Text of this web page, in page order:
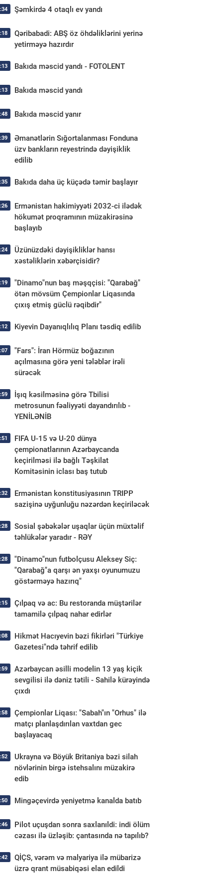
Şəmkirdə 4 otaqlı ev yandı
Qəribabadi: ABŞ öz öhdəliklərini yerinə
yetirməyə hazırdır
Bakıda məscid yandı - FOTOLENT
Bakıda məscid yandı
Bakıda məscid yanır
Əmanətlərin Sığortalanması Fonduna
üzv bankların reyestrində dəyişiklik
edilib
Bakıda daha üç küçədə təmir başlayır
Ermənistan hakimiyyəti 2032-ci ilədək
hökumət proqramının müzakirəsinə
başlayıb
Üzünüzdəki dəyişikliklər hansı
xəstəliklərin xəbərçisidir?
"Dinamo"nun baş məşqçisi: "Qarabağ"
ötən mövsüm Çempionlar Liqasında
çıxış etmiş güclü rəqibdir"
Kiyevin Dayanıqlılıq Planı təsdiq edilib
"Fars": İran Hörmüz boğazının
açılmasına görə yeni tələblər irəli
sürəcək
İşıq kəsilməsinə görə Tbilisi
metrosunun fəaliyyəti dayandırılıb -
YENİLƏNİB
FIFA U-15 və U-20 dünya
çempionatlarının Azərbaycanda
keçirilməsi ilə bağlı Təşkilat
Komitəsinin iclası baş tutub
Ermənistan konstitusiyasının TRIPP
sazişinə uyğunluğu nəzərdən keçiriləcək
Sosial şəbəkələr uşaqlar üçün müxtəlif
təhlükələr yaradır - RƏY
"Dinamo"nun futbolçusu Aleksey Siç:
"Qarabağ"a qarşı ən yaxşı oyunumuzu
göstərməyə hazırıq"
Çılpaq və ac: Bu restoranda müştərilər
tamamilə çılpaq nahar edirlər
Hikmət Hacıyevin bəzi fikirləri "Türkiye
Gazetesi"ndə təhrif edilib
Azərbaycan əsilli modelin 13 yaş kiçik
sevgilisi ilə dəniz tətili - Sahilə kürəyində
çıxdı
Çempionlar Liqası: "Sabah"ın "Orhus" ilə
matçı planlaşdırılan vaxtdan gec
başlayacaq
Ukrayna və Böyük Britaniya bəzi silah
növlərinin birgə istehsalını müzakirə
edib
Mingəçevirdə yeniyetmə kanalda batıb
Pilot uçuşdan sonra saxlanıldi: indi ölüm
cəzası ilə üzləşib: çantasında nə tapılıb?
QİÇS, vərəm və malyariya ilə mübarizə
üzrə qrant müsabiqəsi elan edildi